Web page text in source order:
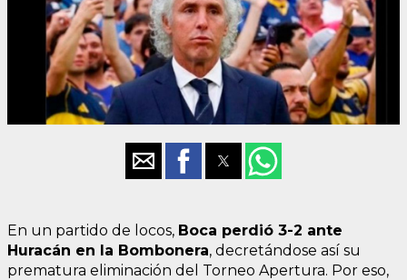
En un partido de locos, Boca perdió 3-2 ante
Huracán en la Bombonera, decretándose así su
prematura eliminación del Torneo Apertura. Por eso,